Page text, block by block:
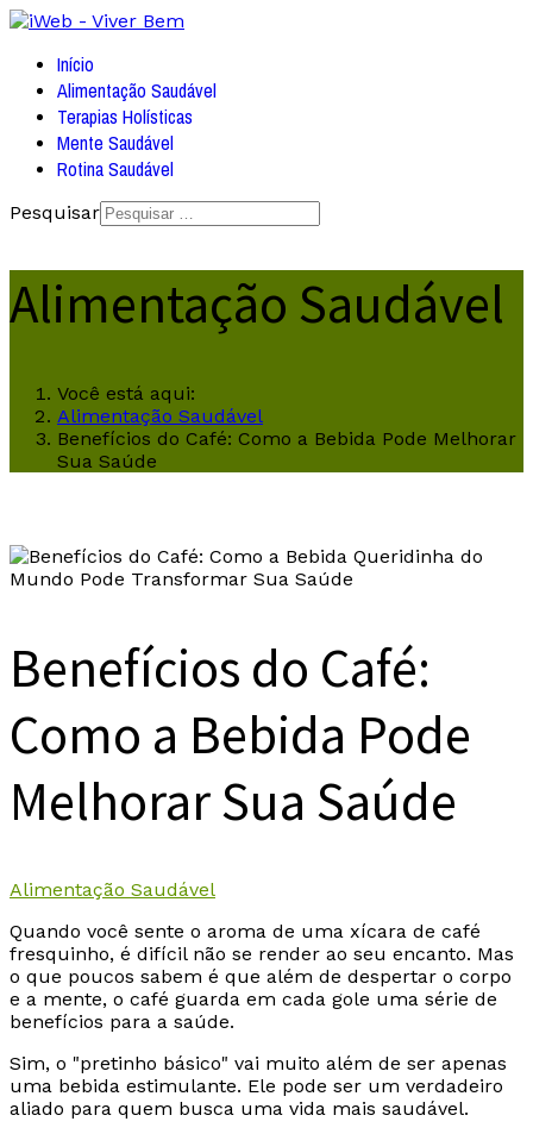
Início
Alimentação Saudável
Terapias Holísticas
Mente Saudável
Rotina Saudável
Pesquisar
Alimentação Saudável
Você está aqui:
Alimentação Saudável
Benefícios do Café: Como a Bebida Pode Melhorar
Sua Saúde
Benefícios do Café:
Como a Bebida Pode
Melhorar Sua Saúde
Alimentação Saudável
Quando você sente o aroma de uma xícara de café
fresquinho, é difícil não se render ao seu encanto. Mas
o que poucos sabem é que além de despertar o corpo
e a mente, o café guarda em cada gole uma série de
benefícios para a saúde.
Sim, o "pretinho básico" vai muito além de ser apenas
uma bebida estimulante. Ele pode ser um verdadeiro
aliado para quem busca uma vida mais saudável.